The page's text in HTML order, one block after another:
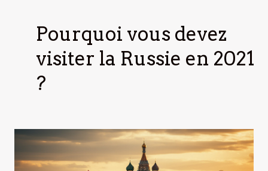
Pourquoi vous devez
visiter la Russie en 2021
?